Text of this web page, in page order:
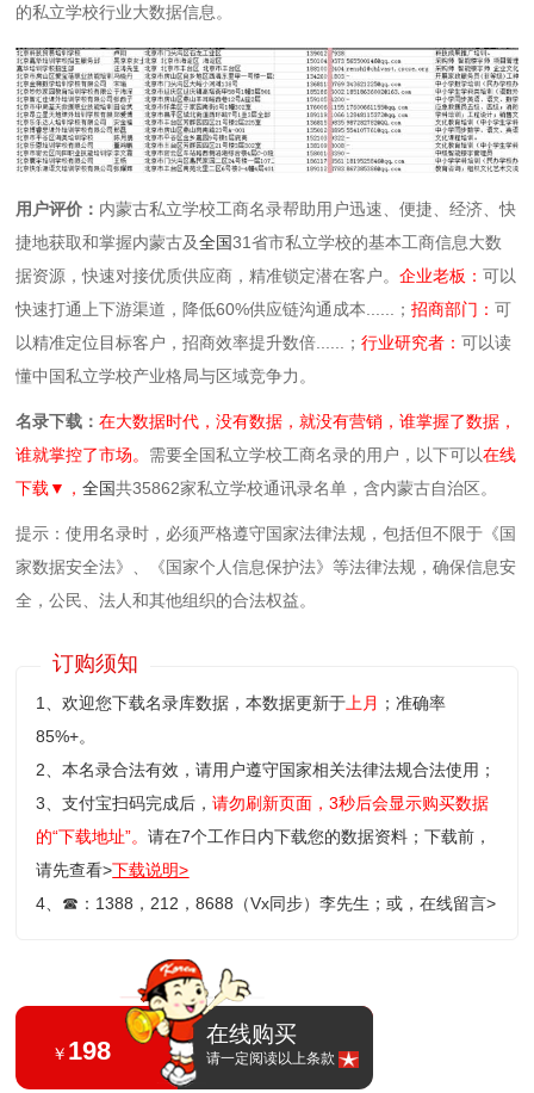
的私立学校行业大数据信息。
用户评价： 内蒙古私立学校工商名录帮助用户迅速、便捷、经济、快
捷地获取和掌握内蒙古及全国31省市私立学校的基本工商信息大数
据资源，快速对接优质供应商，精准锁定潜在客户。企业老板：可以
快速打通上下游渠道，降低60%供应链沟通成本......；招商部门：可
以精准定位目标客户，招商效率提升数倍......；行业研究者：可以读
懂中国私立学校产业格局与区域竞争力。
名录下载：在大数据时代，没有数据，就没有营销，谁掌握了数据，
谁就掌控了市场。 需要全国私立学校工商名录的用户，以下可以在线
下载▼，全国共35862家私立学校通讯录名单，含内蒙古自治区。
提示：使用名录时，必须严格遵守国家法律法规，包括但不限于《国
家数据安全法》、《国家个人信息保护法》等‌法律法规，确保信息安
全，公民、法人和其他组织的合法权益。
订购须知
1、欢迎您下载名录库数据，本数据更新于 上月 ；准确率
85%+。
2、本名录合法有效，请用户遵守国家相关法律法规合法使用；
3、支付宝扫码完成后，请勿刷新页面，3秒后会显示购买数据
的“下载地址”。请在7个工作日内下载您的数据资料；下载前，
请先查看>下载说明>
4、 ☎ ：1388，212，8688（Vx同步）李先生；或，在线留言>
￥ 198
在线购买
请一定阅读以上条款